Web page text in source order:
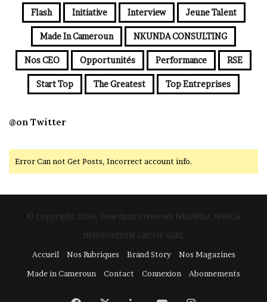
Flash Initiative Interview Jeune Talent
Made In Cameroun NKUNDA CONSULTING
Nos CEO Opportunités Performance RSE
Start Top The Greatest Top Entreprises
@on Twitter
Error Can not Get Posts, Incorrect account info.
© Copyright 2026, Tous droits réservés NKUNDA AFRICA
INNOVATION GROUP SARL
Accueil
Nos Rubriques Brand Story
Nos Magazines
Made in Cameroun
Contact Connexion Abonnements